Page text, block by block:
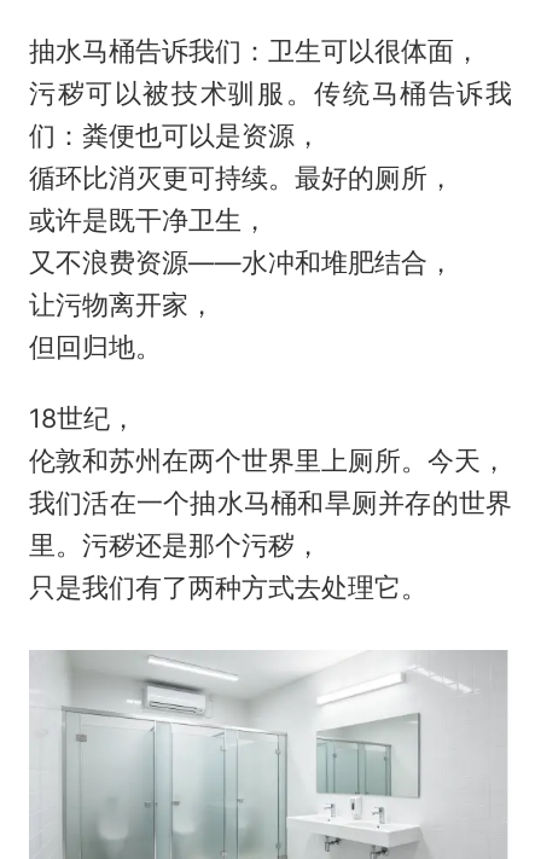
抽水马桶告诉我们：卫生可以很体面，
污秽可以被技术驯服。传统马桶告诉我
们：粪便也可以是资源，
循环比消灭更可持续。最好的厕所，
或许是既干净卫生，
又不浪费资源——水冲和堆肥结合，
让污物离开家，
但回归地。
18世纪，
伦敦和苏州在两个世界里上厕所。今天，
我们活在一个抽水马桶和旱厕并存的世界
里。污秽还是那个污秽，
只是我们有了两种方式去处理它。